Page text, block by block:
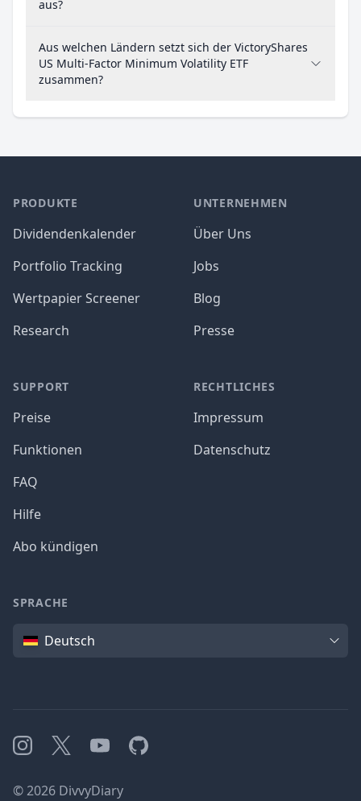
aus?
Aus welchen Ländern setzt sich der VictoryShares
US Multi-Factor Minimum Volatility ETF
zusammen?
PRODUKTE
Dividendenkalender
Portfolio Tracking
Wertpapier Screener
Research
SUPPORT
Preise
Funktionen
FAQ
Hilfe
Abo kündigen
UNTERNEHMEN
Über Uns
Jobs
Blog
Presse
RECHTLICHES
Impressum
Datenschutz
SPRACHE
SpracheDeutsch
Instagram
X YouTubeGitHub
©2026 DivvyDiary